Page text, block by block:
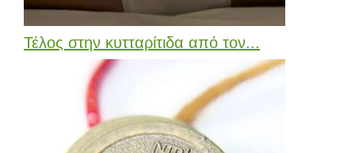
Τέλος στην κυτταρίτιδα από τον...